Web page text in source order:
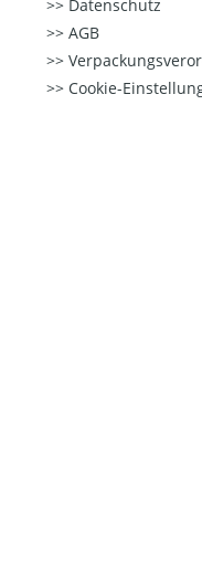
Datenschutz
AGB
Cookie-